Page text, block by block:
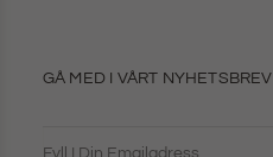
GÅ MED I VÅRT NYHETSBREV